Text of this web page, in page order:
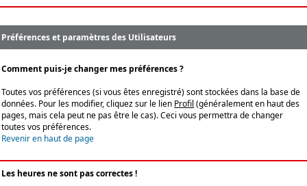
Préférences et paramètres des Utilisateurs
Comment puis-je changer mes préférences ?
Toutes vos préférences (si vous êtes enregistré) sont stockées dans la base de
données. Pour les modifier, cliquez sur le lien Profil (généralement en haut des
pages, mais cela peut ne pas être le cas). Ceci vous permettra de changer
toutes vos préférences.
Revenir en haut de page
Les heures ne sont pas correctes !